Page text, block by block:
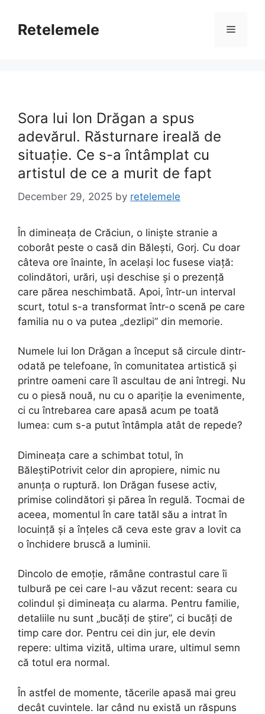
contentRetelemele Menu
Sora lui Ion Drăgan a spus
adevărul. Răsturnare ireală de
situație. Ce s-a întâmplat cu
artistul de ce a murit de fapt
December 29, 2025 by retelemele
În dimineața de Crăciun, o liniște stranie a
coborât peste o casă din Bălești, Gorj. Cu doar
câteva ore înainte, în același loc fusese viață:
colindători, urări, uși deschise și o prezență
care părea neschimbată. Apoi, într-un interval
scurt, totul s-a transformat într-o scenă pe care
familia nu o va putea „dezlipi” din memorie.
Numele lui Ion Drăgan a început să circule dintr-
odată pe telefoane, în comunitatea artistică și
printre oameni care îl ascultau de ani întregi. Nu
cu o piesă nouă, nu cu o apariție la evenimente,
ci cu întrebarea care apasă acum pe toată
lumea: cum s-a putut întâmpla atât de repede?
Dimineața care a schimbat totul, în
BăleștiPotrivit celor din apropiere, nimic nu
anunța o ruptură. Ion Drăgan fusese activ,
primise colindători și părea în regulă. Tocmai de
aceea, momentul în care tatăl său a intrat în
locuință și a înțeles că ceva este grav a lovit ca
o închidere bruscă a luminii.
Dincolo de emoție, rămâne contrastul care îi
tulbură pe cei care l-au văzut recent: seara cu
colindul și dimineața cu alarma. Pentru familie,
detaliile nu sunt „bucăți de știre”, ci bucăți de
timp care dor. Pentru cei din jur, ele devin
repere: ultima vizită, ultima urare, ultimul semn
că totul era normal.
În astfel de momente, tăcerile apasă mai greu
decât cuvintele. Iar când nu există un răspuns